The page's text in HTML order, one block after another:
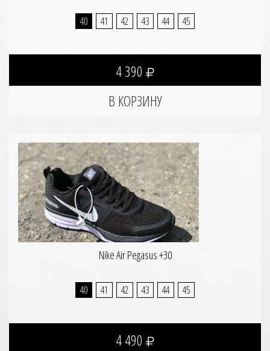
40 41 42 43 44 45
4 390
Nike Air Pegasus +30
40 41 42 43 44 45
4 490